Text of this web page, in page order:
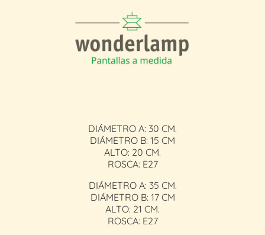
DIÁMETRO A: 30 CM.
DIÁMETRO B: 15 CM
ALTO: 20 CM.
ROSCA: E27
DIÁMETRO A: 35 CM.
DIÁMETRO B: 17 CM
ALTO: 21 CM.
ROSCA: E27